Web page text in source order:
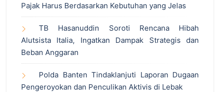
Pajak Harus Berdasarkan Kebutuhan yang Jelas
TB Hasanuddin Soroti Rencana Hibah
Alutsista Italia, Ingatkan Dampak Strategis dan
Beban Anggaran
Polda Banten Tindaklanjuti Laporan Dugaan
Pengeroyokan dan Penculikan Aktivis di Lebak